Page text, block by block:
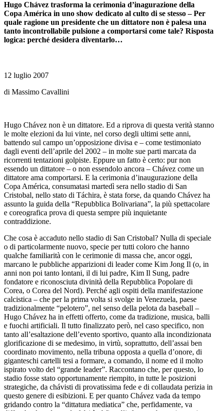
Hugo Chávez trasforma la cerimonia d’inagurazione della
Copa América in uno show dedicato al culto di se stesso – Per
quale ragione un presidente che un dittatore non è palesa una
tanto incontrollabile pulsione a comportarsi come tale? Risposta
logica: perché desidera diventarlo…
12 luglio 2007
di Massimo Cavallini
Hugo Chávez non è un dittatore. Ed a riprova di questa verità stanno
le molte elezioni da lui vinte, nel corso degli ultimi sette anni,
battendo sul campo un’opposizione divisa e – come testimoniato
dagli eventi dell’aprile del 2002 – in molte sue parti marcata da
ricorrenti tentazioni golpiste. Eppure un fatto è certo: pur non
essendo un dittatore – o non essendolo ancora – Chávez come un
dittatore ama comportarsi. E la cerimonia d’inaugurazione della
Copa América, consumatasi martedì sera nello stadio di San
Cristobal, nello stato di Táchira, è stata forse, da quando Chávez ha
assunto la guida della “Repubblica Bolivariana”, la più spettacolare
e coreografica prova di questa sempre più inquietante
contraddizione.
Che cosa è accaduto nello stadio di San Cristobal? Nulla di speciale
o di particolarmente nuovo, specie per tutti coloro che hanno
qualche familiarità con le cerimonie di massa che, ancor oggi,
marcano le pubbliche apparizioni di leader come Kim Jong Il (o, in
anni non poi tanto lontani, il di lui padre, Kim Il Sung, padre
fondatore e riconosciuta divinità della Repubblica Popolare di
Corea, o Corea del Nord). Perché agli ospiti della manifestazione
calcistica – che per la prima volta si svolge in Venezuela, paese
tradizionalmente “pelotero”, nel senso della pelota da baseball –
Hugo Chávez ha in effetti offerto, come da tradizione, musica, balli
e fuochi artificiali. Il tutto finalizzato però, nel caso specifico, non
tanto all’esaltazione dell’evento sportivo, quanto alla incondizionata
glorificazione di se medesimo, in virtù, soprattutto, dell’assai ben
coordinato movimento, nella tribuna opposta a quella d’onore, di
giganteschi cartelli tesi a formare, a comando, il nome ed il molto
ispirato volto del “grande leader”. Raccontano che, per questo, lo
stadio fosse stato opportunamente riempito, in tutte le posizioni
strategiche, da chávisti di provatissima fede e di collaudata perizia in
questo genere di esibizioni. E per quanto Chávez vada da tempo
gridando contro la “dittatura mediatica” che, perfidamente, va